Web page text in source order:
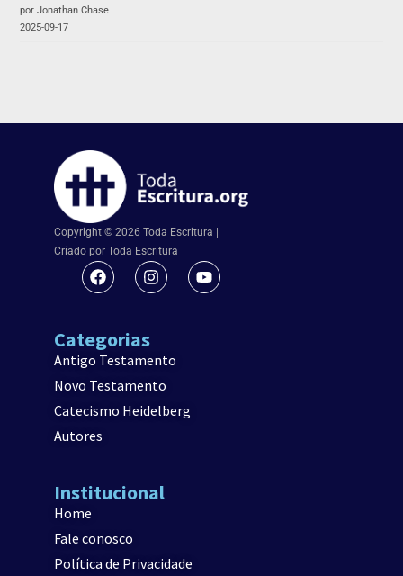
por Jonathan Chase
2025-09-17
Copyright © 2026 Toda Escritura |
Criado por Toda Escritura
Categorias
Antigo Testamento
Novo Testamento
Catecismo Heidelberg
Autores
Institucional
Home
Fale conosco
Política de Privacidade